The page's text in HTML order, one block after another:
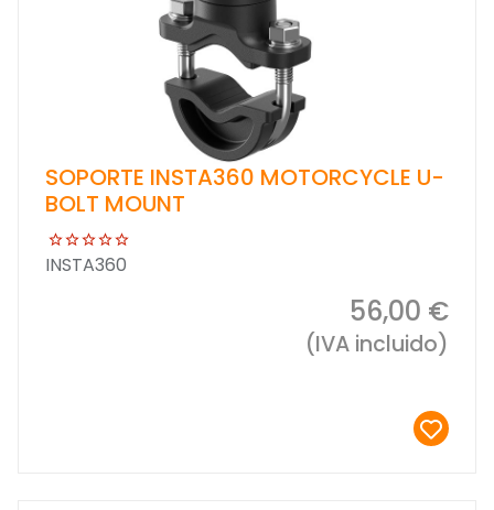
SOPORTE INSTA360 MOTORCYCLE U-
BOLT MOUNT
INSTA360
56,00 €
(IVA incluido)